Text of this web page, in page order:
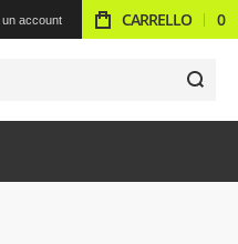
account CARRELLO 0